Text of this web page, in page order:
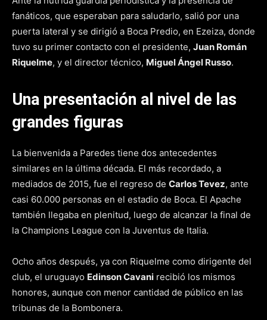
fanáticos, que esperaban para saludarlo, salió por una
puerta lateral y se dirigió a Boca Predio, en Ezeiza, donde
tuvo su primer contacto con el presidente, Juan Román
Riquelme, y el director técnico, Miguel Ángel Russo.
Una presentación al nivel de las
grandes figuras
La bienvenida a Paredes tiene dos antecedentes
similares en la última década. El más recordado, a
mediados de 2015, fue el regreso de Carlos Tevez, ante
casi 60.000 personas en el estadio de Boca. El Apache
también llegaba en plenitud, luego de alcanzar la final de
la Champions League con la Juventus de Italia.
Ocho años después, ya con Riquelme como dirigente del
club, el uruguayo Edinson Cavani recibió los mismos
honores, aunque con menor cantidad de público en las
tribunas de la Bombonera.